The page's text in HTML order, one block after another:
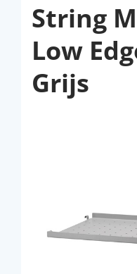
String
Low
Grijs